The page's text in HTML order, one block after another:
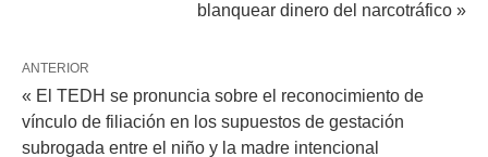
blanquear dinero del narcotráfico »
ANTERIOR
« El TEDH se pronuncia sobre el reconocimiento de
vínculo de filiación en los supuestos de gestación
subrogada entre el niño y la madre intencional